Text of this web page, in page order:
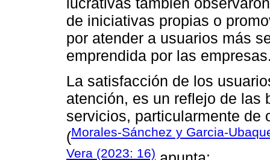
de iniciativas propias o
por atender a usuarios más
emprendida por las
La satisfacción de los
atención, es un reflejo de las
servicios, particularmente de
(Morales-Sánchez y Garcia-
Vera (2023: 16)